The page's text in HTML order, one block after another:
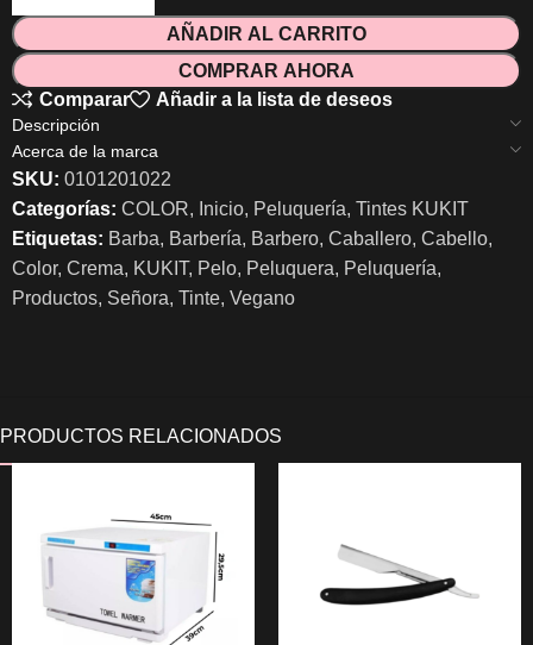
AÑADIR AL CARRITO
COMPRAR AHORA
Comparar
Añadir a la lista de deseos
Descripción
Acerca de la marca
SKU: 0101201022
Categorías: COLOR, Inicio, Peluquería, Tintes KUKIT
Etiquetas: Barba, Barbería, Barbero, Caballero, Cabello,
Color, Crema, KUKIT, Pelo, Peluquera, Peluquería,
Productos, Señora, Tinte, Vegano